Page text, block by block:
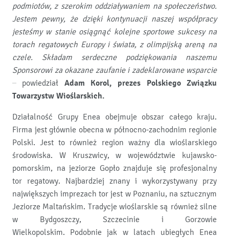
podmiotów, z szerokim oddziaływaniem na społeczeństwo.
Jestem pewny, że dzięki kontynuacji naszej współpracy
jesteśmy w stanie osiągnąć kolejne sportowe sukcesy na
torach regatowych Europy i świata, z olimpijską areną na
czele. Składam serdeczne podziękowania naszemu
Sponsorowi za okazane zaufanie i zadeklarowane wsparcie
– powiedział Adam Korol, prezes Polskiego Związku
Towarzystw Wioślarskich.
Działalność Grupy Enea obejmuje obszar całego kraju.
Firma jest głównie obecna w północno-zachodnim regionie
Polski. Jest to również region ważny dla wioślarskiego
środowiska. W Kruszwicy, w województwie kujawsko-
pomorskim, na jeziorze Gopło znajduje się profesjonalny
tor regatowy. Najbardziej znany i wykorzystywany przy
największych imprezach tor jest w Poznaniu, na sztucznym
Jeziorze Maltańskim. Tradycje wioślarskie są również silne
w Bydgoszczy, Szczecinie i Gorzowie
Wielkopolskim. Podobnie jak w latach ubiegłych Enea